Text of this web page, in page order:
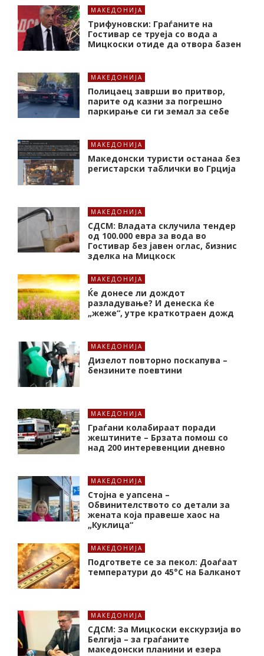
МАКЕДОНИЈА
Трифуновски: Граѓаните на
Гостивар се труеја со вода а
Мицкоски отиде да отвора базен
МАКЕДОНИЈА
Полицаец заврши во притвор,
парите од казни за погрешно
паркирање си ги земал за себе
МАКЕДОНИЈА
Македонски туристи останаа без
регистарски таблички во Грција
МАКЕДОНИЈА
СДСМ: Владата склучила тендер
од 100.000 евра за вода во
Гостивар без јавен оглас, бизнис
зделка на Мицкоск
МАКЕДОНИЈА
Ќе донесе ли дождот
разладување? И денеска ќе
„жеже“, утре краткотраен дожд
МАКЕДОНИЈА
Дизелот повторно поскапува –
бензините поевтини
МАКЕДОНИЈА
Граѓани колабираат поради
жештините – Брзата помош со
над 200 интеревенции дневно
МАКЕДОНИЈА
Стојна е уапсена –
Обвинителството со детали за
жената која правеше хаос на
„Куклица“
МАКЕДОНИЈА
Подгответе се за пекол: Доаѓаат
температури до 45°C на Балканот
МАКЕДОНИЈА
СДСМ: За Мицкоски екскурзија во
Белгија – за граѓаните
македонски планини и езера